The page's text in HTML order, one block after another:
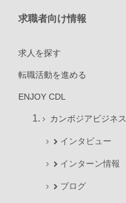
求職者向け情報
求人を探す
転職活動を進める
ENJOY CDL
カンボジアビジネス
インタビュー
インターン情報
ブログ